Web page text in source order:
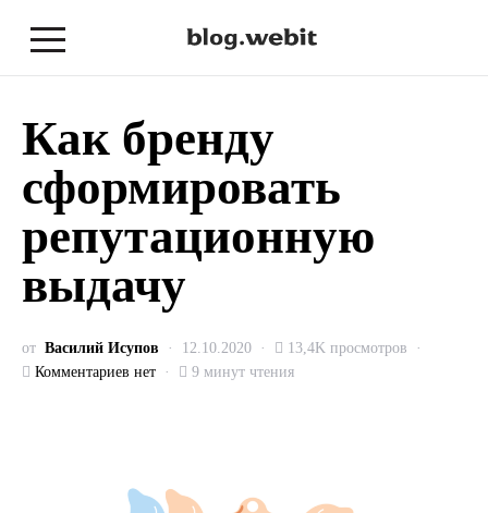
Как бренду
сформировать
репутационную
выдачу
от Василий Исупов 12.10.2020
13,4K просмотров
Комментариев нет
9 минут чтения